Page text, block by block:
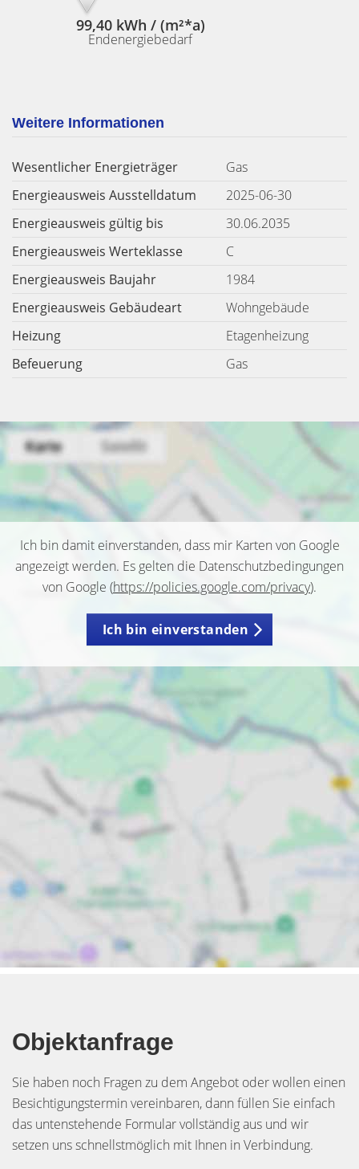
99,40 kWh / (m²*a)
Endenergiebedarf
Weitere Informationen
Wesentlicher Energieträger
Gas
Energieausweis Ausstelldatum
2025-06-30
Energieausweis gültig bis
30.06.2035
Energieausweis Werteklasse
C
Energieausweis Baujahr
1984
Energieausweis Gebäudeart
Wohngebäude
Heizung
Etagenheizung
Befeuerung
Gas
Ich bin damit einverstanden, dass mir Karten von Google
angezeigt werden. Es gelten die Datenschutzbedingungen
von Google (https://policies.google.com/privacy).
Ich bin einverstanden
Objektanfrage
Sie haben noch Fragen zu dem Angebot oder wollen einen
Besichtigungstermin vereinbaren, dann füllen Sie einfach
das untenstehende Formular vollständig aus und wir
setzen uns schnellstmöglich mit Ihnen in Verbindung.